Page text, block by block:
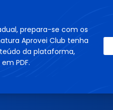
prepara-se com os
Aprovei Club tenha
da plataforma,
PDF.